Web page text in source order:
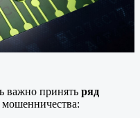
важно принять ряд
мошенничества: